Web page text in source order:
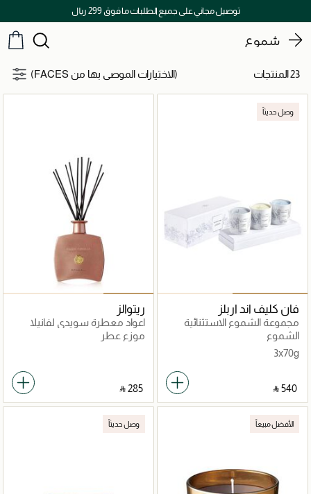
توصيل مجاني على جميع الطلبات ما فوق 299 ريال
شموع
23 المنتجات (الاختيارات الموصى بها من FACES)
وصل حديثاً
فان كليف اند اربلز
مجموعة الشموع الاستثنائية
الشموع
3x70g
‎ ⃁ ⁦540⁩ ‎
ريتوالز
اعواد معطرة سويدي لفانيلا
موزع عطر
‎ ⃁ ⁦285⁩ ‎
الأفضل مبيعاً وصل حديثاً